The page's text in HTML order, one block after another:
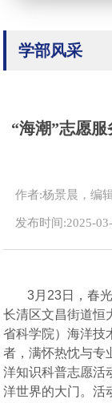
学部风采
“海潮”志愿
作者:杨景晨，编
发布时间:2025-
3月23日，春
长清区文昌街道恒
省科学院）海洋技
者，满怀热忱与专
洋知识科普志愿活
洋世界的大门。活